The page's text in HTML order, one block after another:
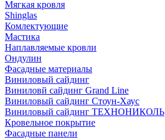
Мягкая кровля
Shinglas
Комлектующие
Мастика
Наплавляемые кровли
Ондулин
Фасадные материалы
Виниловый сайдинг
Виниловй сайдинг Grand Line
Виниловый сайдинг Стоун-Хаус
Виниловый сайдинг ТЕХНОНИКОЛЬ
Кровельное покрытие
Фасадные панели